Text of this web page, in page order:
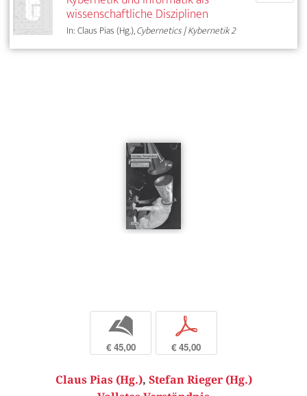
wissenschaftliche Disziplinen
In: Claus Pias (Hg.),Cybernetics | Kybernetik 2
b
€ 45,00
p
€ 45,00
Claus Pias (Hg.), Stefan Rieger (Hg.)